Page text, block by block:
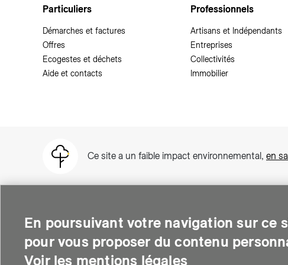
En poursuivant votre navigation sur ce
pour vous proposer du contenu
Voir les mentions légales
Particuliers
Démarches et factures
Offres
Ecogestes et déchets
Aide et contacts
Professionnels
Artisans et Indépendants
Entreprises
Collectivités
Immobilier
Ce site a un faible impact environnemental, en
SIG est une entreprise suisse au service de plus de 500 000
thermique et soutient le développement des quartiers intelligents
environnementale.© Copyright SIG 2026